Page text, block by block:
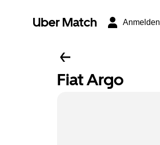
Uber Match Anmelden
Fiat Argo